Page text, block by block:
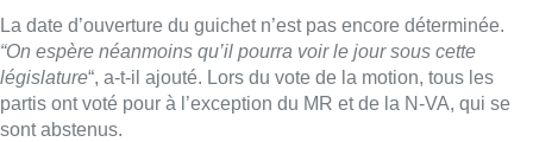
La date d’ouverture du guichet n’est pas encore déterminée.
“On espère néanmoins qu’il pourra voir le jour sous cette
législature“, a-t-il ajouté. Lors du vote de la motion, tous les
partis ont voté pour à l’exception du MR et de la N-VA, qui se
sont abstenus.